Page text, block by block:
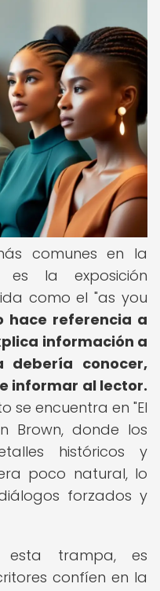
comunes en la
es la exposición
como el "as you
hace referencia a
información a
debería conocer,
informar al lector.
se encuentra en "El
Brown, donde los
históricos y
poco natural, lo
forzados y
trampa, es
confíen en la